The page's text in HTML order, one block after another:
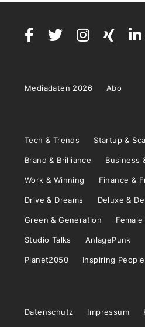
Mediadaten 2026 Abo
Tech & Trends Startup &
Brand & Brilliance Business
Work & Winning Finance &
Drive & Dreams Deluxe &
Green & Generation
Studio Talks AnlagePunk
Planet2050 Inspiring People
Datenschutz Impressum